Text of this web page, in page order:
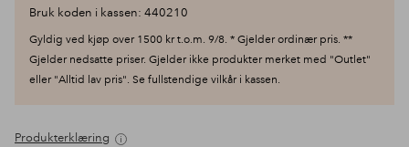
Bruk koden i kassen: 440210
Gyldig ved kjøp over 1500 kr t.o.m. 9/8. * Gjelder ordinær pris. **
Gjelder nedsatte priser. Gjelder ikke produkter merket med "Outlet"
eller "Alltid lav pris". Se fullstendige vilkår i kassen.
Produkterklæring